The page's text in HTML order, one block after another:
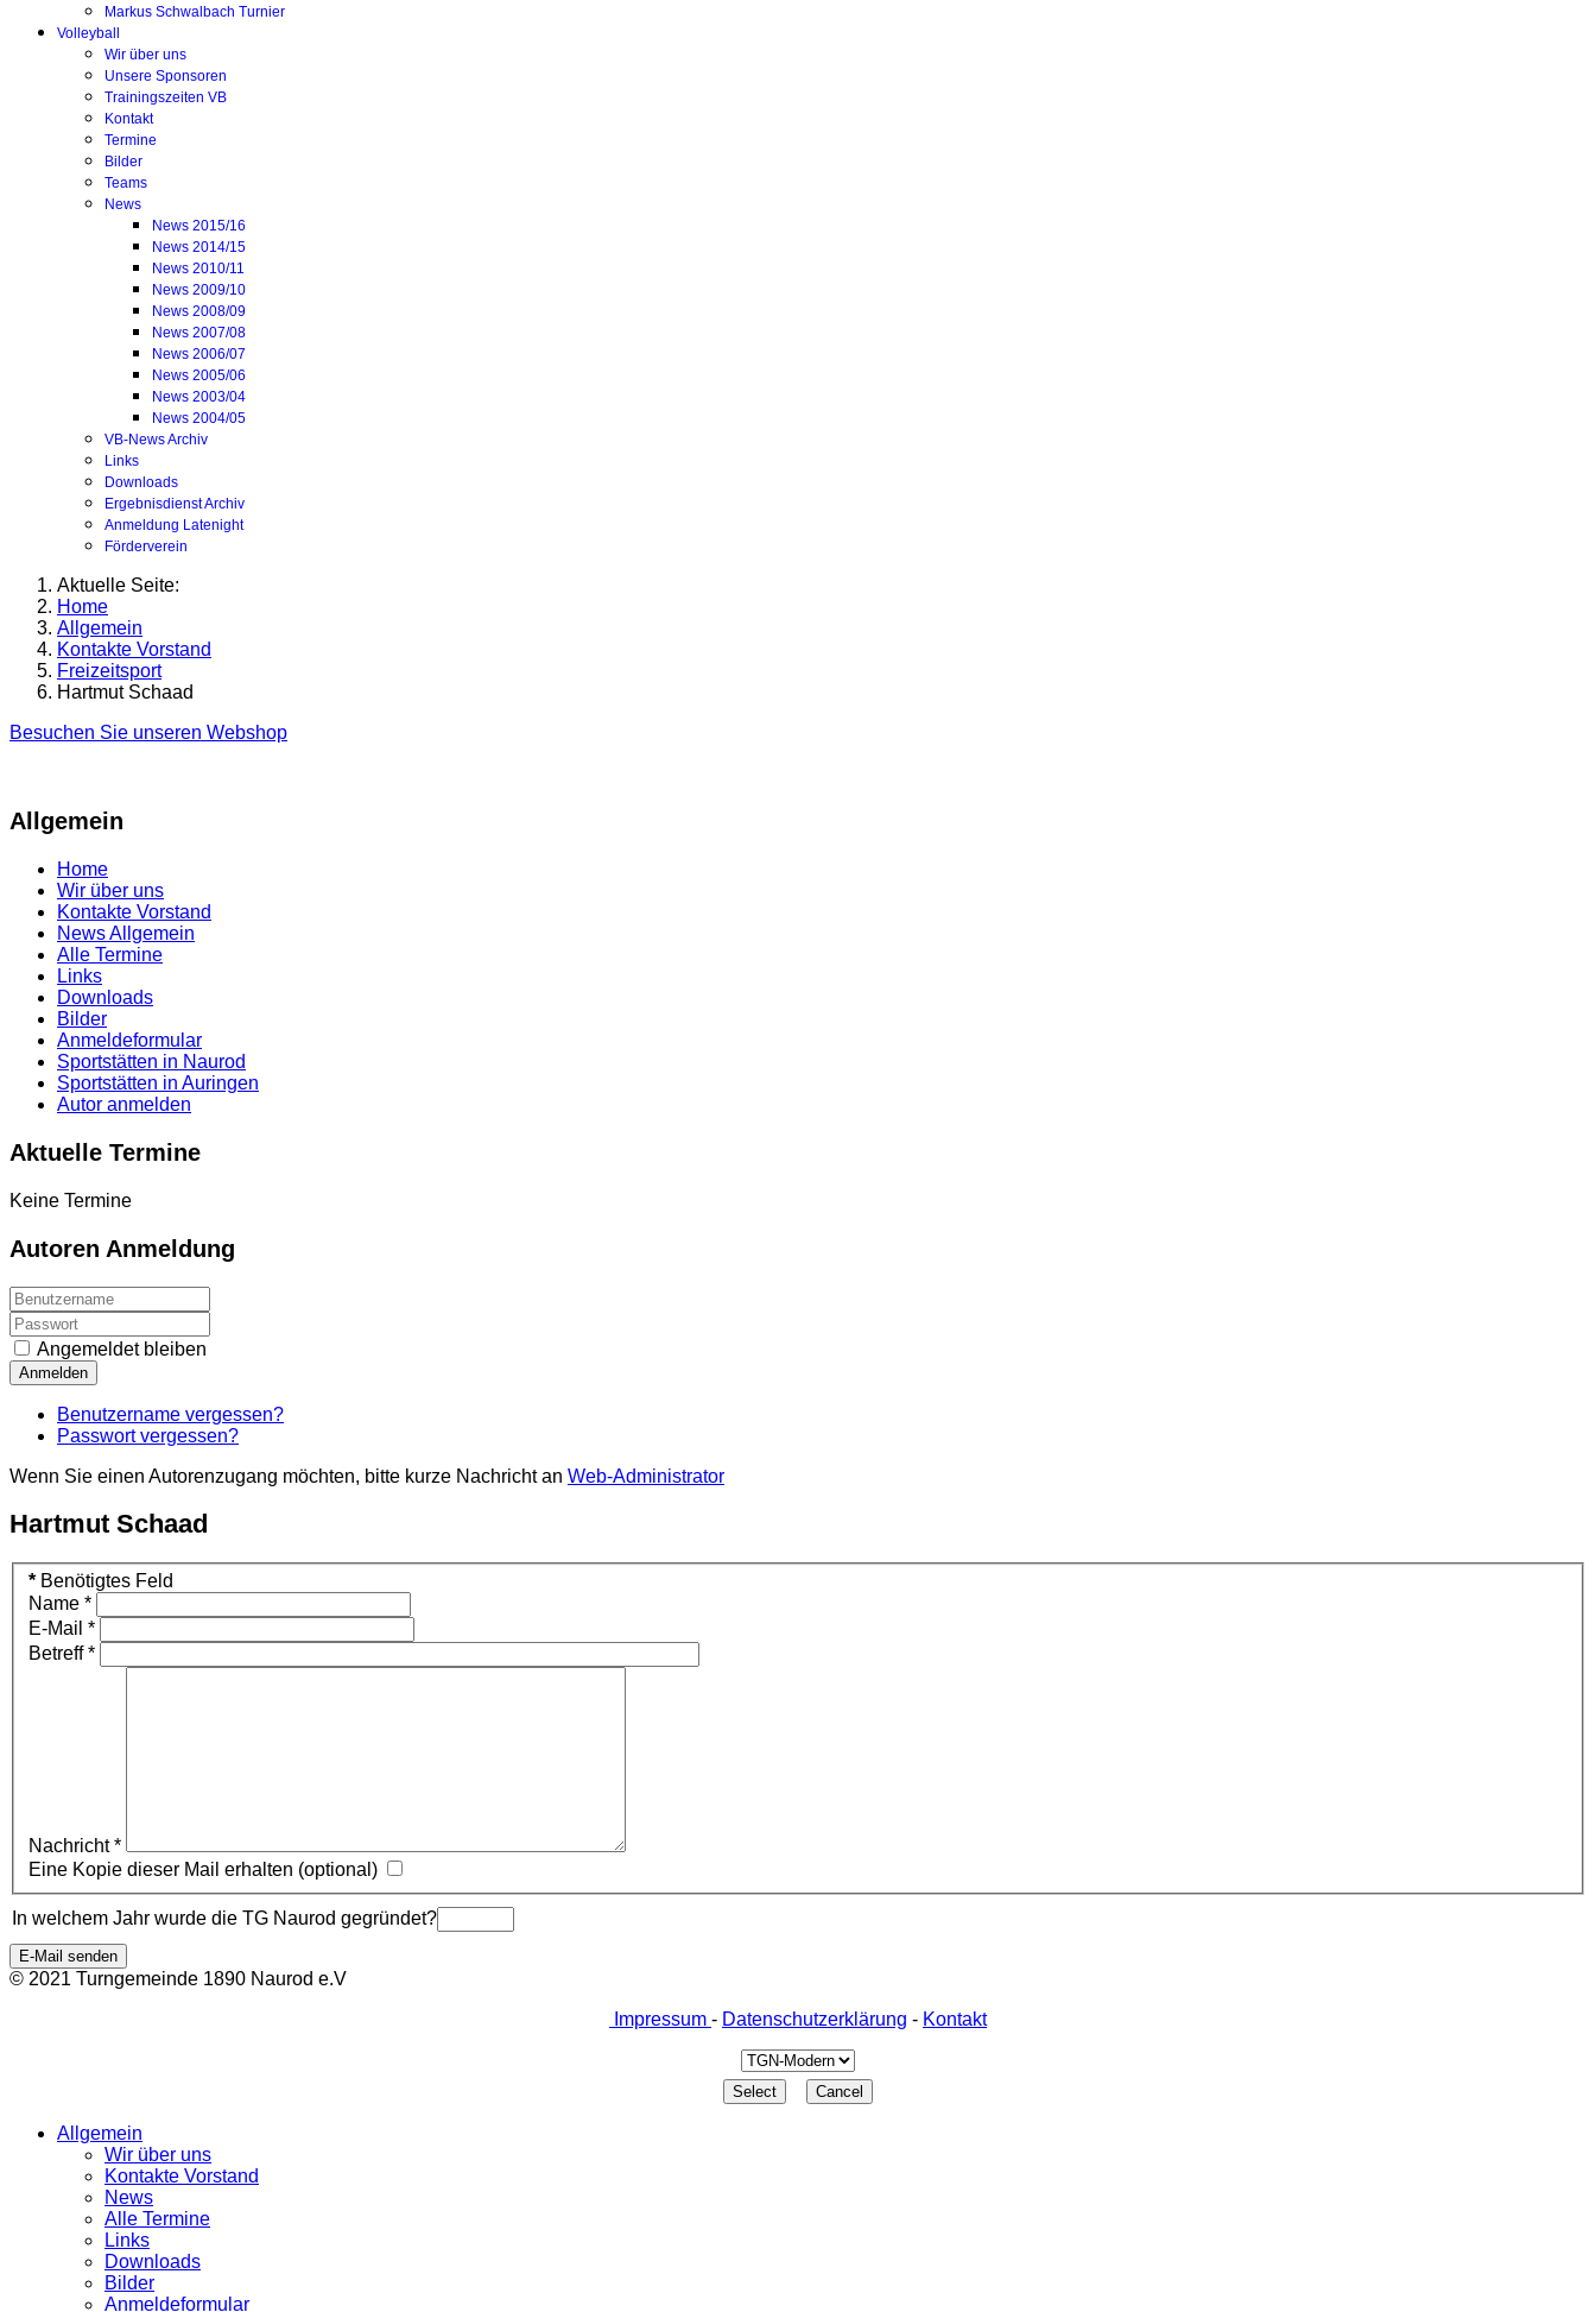
Markus Schwalbach Turnier
Volleyball
Wir über uns
Unsere Sponsoren
Trainingszeiten VB
Kontakt
Termine
Bilder
Teams
News
News 2015/16
News 2014/15
News 2010/11
News 2009/10
News 2008/09
News 2007/08
News 2006/07
News 2005/06
News 2003/04
News 2004/05
VB-News Archiv
Links
Downloads
Ergebnisdienst Archiv
Anmeldung Latenight
Förderverein
Aktuelle Seite:
Home
Allgemein
Kontakte Vorstand
Freizeitsport
Hartmut Schaad
Besuchen Sie unseren Webshop
Allgemein
Home
Wir über uns
Kontakte Vorstand
News Allgemein
Alle Termine
Links
Downloads
Bilder
Anmeldeformular
Sportstätten in Naurod
Sportstätten in Auringen
Autor anmelden
Aktuelle Termine
Keine Termine
Autoren Anmeldung
Angemeldet bleiben
Anmelden
Benutzername vergessen?
Passwort vergessen?
Wenn Sie einen Autorenzugang möchten, bitte kurze Nachricht an Web-Administrator
Hartmut Schaad
* Benötigtes Feld
Name *
E-Mail *
Betreff*
Nachricht*
Eine Kopie dieser Mail erhalten (optional)
In welchem Jahr wurde die TG Naurod gegründet?
E-Mail senden
© 2021 Turngemeinde 1890 Naurod e.V
Impressum - Datenschutzerklärung - Kontakt
Allgemein
Wir über uns
Kontakte Vorstand
News
Alle Termine
Links
Downloads
Bilder
Anmeldeformular